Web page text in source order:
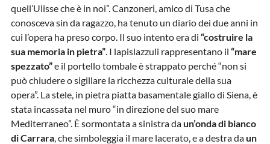
quell’Ulisse che è in noi”. Canzoneri, amico di Tusa che
conosceva sin da ragazzo, ha tenuto un diario dei due anni in
cui l’opera ha preso corpo. Il suo intento era di “costruire la
sua memoria in pietra”. I lapislazzuli rappresentano il “mare
spezzato”e il portello tombale è strappato perché “non si
può chiudere o sigillare la ricchezza culturale della sua
opera”. La stele, in pietra piatta basamentale giallo di Siena, è
stata incassata nel muro “in direzione del suo mare
Mediterraneo”. È sormontata a sinistra daun’onda di bianco
di Carrara, che simboleggia il mare lacerato, e a destra daun